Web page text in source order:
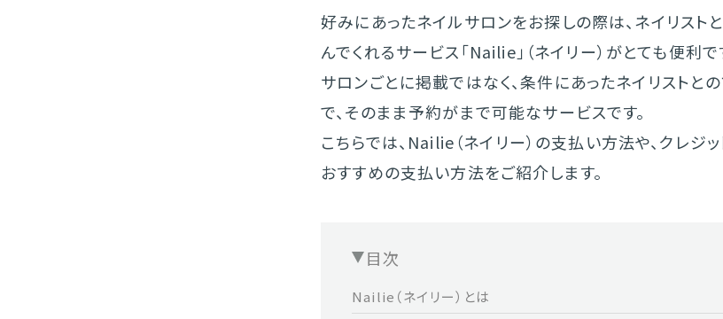
好みにあったネイルサロンをお探しの際は、ネイリスト
んでくれるサービス「Nailie」（ネイリー）がとても便利で
サロンごとに掲載ではなく、条件にあったネイリストと
で、そのまま予約がまで可能なサービスです。
こちらでは、Nailie（ネイリー）の支払い方法や、クレジ
おすすめの支払い方法をご紹介します。
目次
Nailie（ネイリー）とは